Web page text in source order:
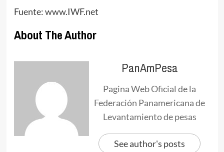
Fuente: www.IWF.net
About The Author
PanAmPesa
Pagina Web Oficial de la
Federación Panamericana de
Levantamiento de pesas
See author's posts